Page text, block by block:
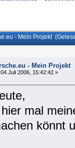
- Mein Projekt
- Mein Projekt
04.Juli 2006, 15:42:42 »
mal
könnt